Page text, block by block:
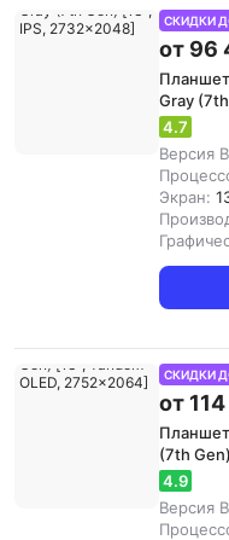
СКИДКИ
от 96
Планшет
Gray
4.7
Версия
Экран:
СКИДКИ
от
Планшет
(7th
4.9
Версия